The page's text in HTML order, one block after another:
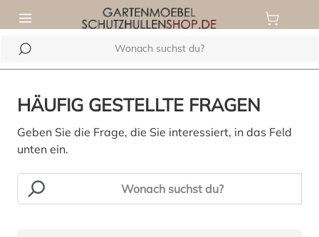
springen
HÄUFIG GESTELLTE FRAGEN
Geben Sie die Frage, die Sie interessiert, in das Feld
unten ein.